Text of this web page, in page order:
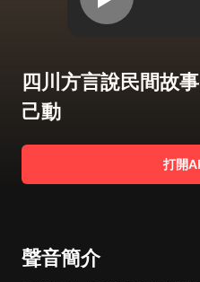
四川方言說民間故
己動
打開
聲音簡介